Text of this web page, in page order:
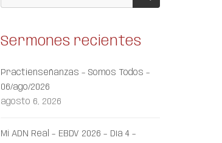
Sermones recientes
Practienseñanzas – Somos Todos –
06/ago/2026
agosto 6, 2026
Mi ADN Real – EBDV 2026 – Día 4 –